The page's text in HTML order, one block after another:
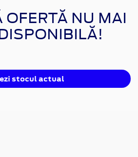
OFERTĂ NU MAI
stocul actual